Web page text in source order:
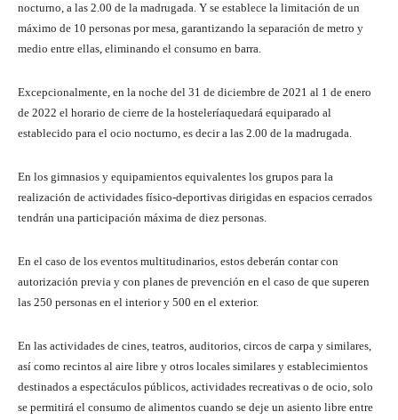
nocturno, a las 2.00 de la madrugada. Y se establece la limitación de un
máximo de 10 personas por mesa, garantizando la separación de metro y
medio entre ellas, eliminando el consumo en barra.
Excepcionalmente, en la noche del 31 de diciembre de 2021 al 1 de enero
de 2022 el horario de cierre de la hosteleríaquedará equiparado al
establecido para el ocio nocturno, es decir a las 2.00 de la madrugada.
En los gimnasios y equipamientos equivalentes los grupos para la
realización de actividades físico-deportivas dirigidas en espacios cerrados
tendrán una participación máxima de diez personas.
En el caso de los eventos multitudinarios, estos deberán contar con
autorización previa y con planes de prevención en el caso de que superen
las 250 personas en el interior y 500 en el exterior.
En las actividades de cines, teatros, auditorios, circos de carpa y similares,
así como recintos al aire libre y otros locales similares y establecimientos
destinados a espectáculos públicos, actividades recreativas o de ocio, solo
se permitirá el consumo de alimentos cuando se deje un asiento libre entre